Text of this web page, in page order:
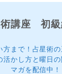
講座 初
まで！占星術
かし方と曜日
マガを配信中！